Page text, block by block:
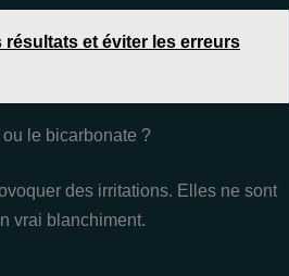
et éviter les erreurs
le bicarbonate ?
des irritations. Elles ne sont
vrai blanchiment.